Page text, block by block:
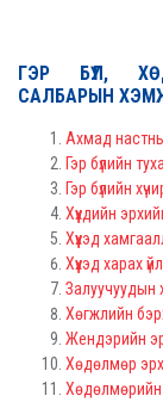
ГЭР БҮЛ,
САЛБАРЫН
Ахмад
Гэр бүлийн
Гэр бүлийн
Хүүхдийн
Хүүхэд
Хүүхэд харах
Залуучуудын
Хөгжлийн
Жендэрийн
Хөдөлмөр
Хөдөлмөрийн